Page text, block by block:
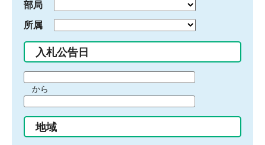
部局
所属
入札公告日
間
始
り
から
間
終
地域